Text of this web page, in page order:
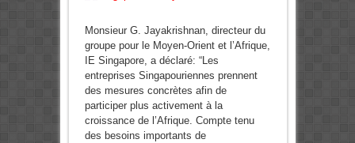
Monsieur G. Jayakrishnan, directeur du
groupe pour le Moyen-Orient et l’Afrique,
IE Singapore, a déclaré: “Les
entreprises Singapouriennes prennent
des mesures concrètes afin de
participer plus activement à la
croissance de l’Afrique. Compte tenu
des besoins importants de